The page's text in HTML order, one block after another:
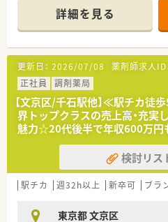
頑張り次第で高給与も可能！
■経験や勤務コースによりま
半スタートと業界TOP水準！
■職種や職域に合わせ、豊富
修を用意されています
■薬剤師が中心の会社だから
種多様に用意されています。
■店舗拡大に伴い、エリアマ
トのポジションも増えます。
■在宅や教育等の専門性を活
とも可能です。
■その他にも、管理部門や商
域は多種多様です。
■在宅実施店舗は年々増加し
わる事ができます。
時短勤務ができるよう変更予定
詳細を見る
更新日： 2026/07/08 薬剤師求人ID
正社員
調剤薬局
【文京区/千石駅他】≪駅チカ徒
界トップクラスの売上高・充実
魅力☆20代後半で年収600万円
検討リス
駅チカ 週32h以上 新卒可 ブラ
東京都 文京区